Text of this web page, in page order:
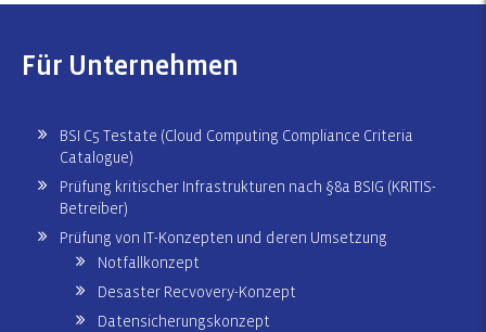
Für Unternehmen
BSI C5 Testate (Cloud Computing Compliance Criteria
Catalogue)
Prüfung kritischer Infrastrukturen nach §8a BSIG (KRITIS-
Betreiber)
Prüfung von IT-Konzepten und deren Umsetzung
Notfallkonzept
Desaster Recvovery-Konzept
Datensicherungskonzept